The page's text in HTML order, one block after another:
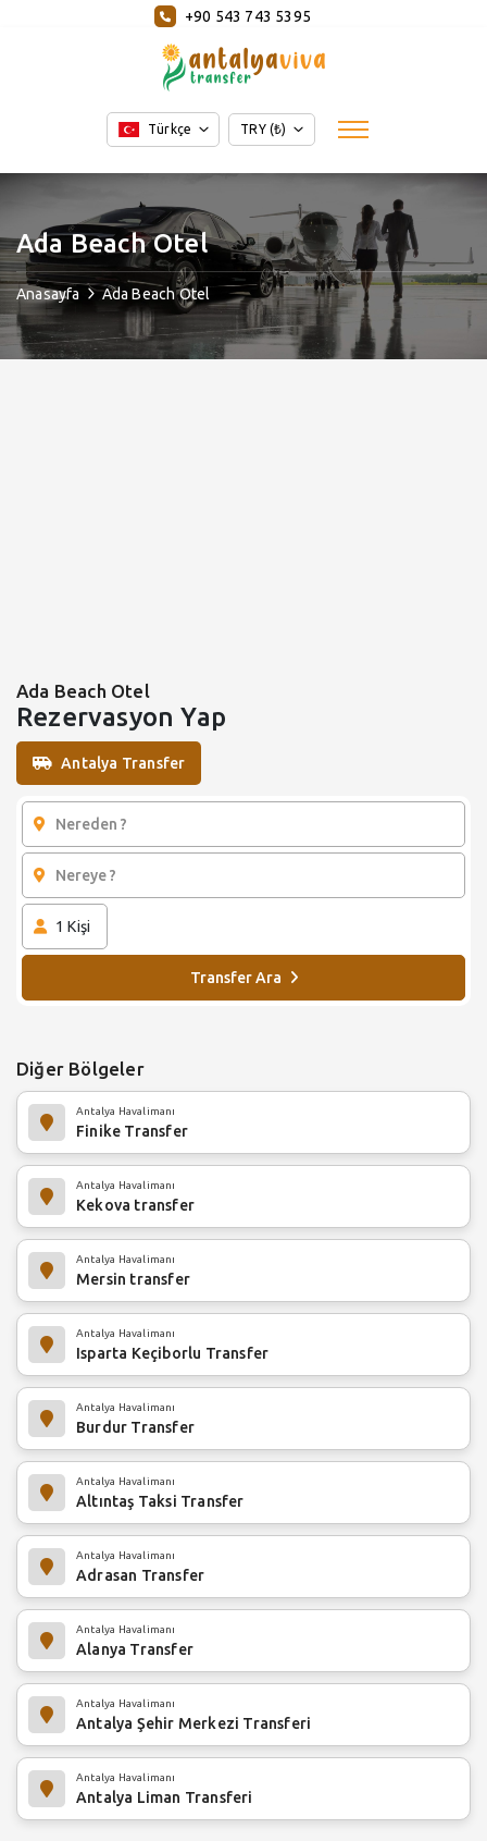
+90 543 743 5395
Türkçe TRY (₺)
Ada Beach Otel
Anasayfa Ada Beach Otel
Ada Beach Otel
Rezervasyon Yap
Antalya Transfer
1 Kişi
Transfer Ara
Diğer Bölgeler
Antalya Havalimanı
Finike Transfer
Antalya Havalimanı
Kekova transfer
Antalya Havalimanı
Mersin transfer
Antalya Havalimanı
Isparta Keçiborlu Transfer
Antalya Havalimanı
Burdur Transfer
Antalya Havalimanı
Altıntaş Taksi Transfer
Antalya Havalimanı
Adrasan Transfer
Antalya Havalimanı
Alanya Transfer
Antalya Havalimanı
Antalya Şehir Merkezi Transferi
Antalya Havalimanı
Antalya Liman Transferi